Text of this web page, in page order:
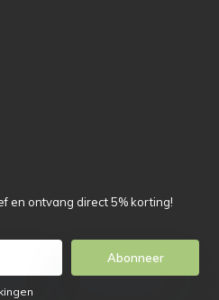
en ontvang direct 5% korting!
Abonneer